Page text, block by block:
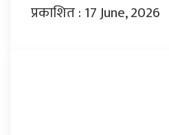
प्रकाशित : 17 June, 2026